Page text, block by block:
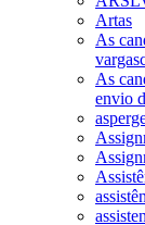
Artas
As
As
envio